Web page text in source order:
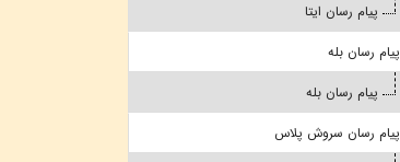
پیام رسان ایتا
پیام رسان بله
پیام رسان بله
پیام رسان سروش پلاس